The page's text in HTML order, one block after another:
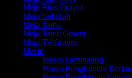
Meja Rias Graver
Meja Sekolah
Meja Tamu
Meja Tamu Graver
Meja TV Graver
Mesin
Mesin Laminating
Mesin Penghancur Kertas